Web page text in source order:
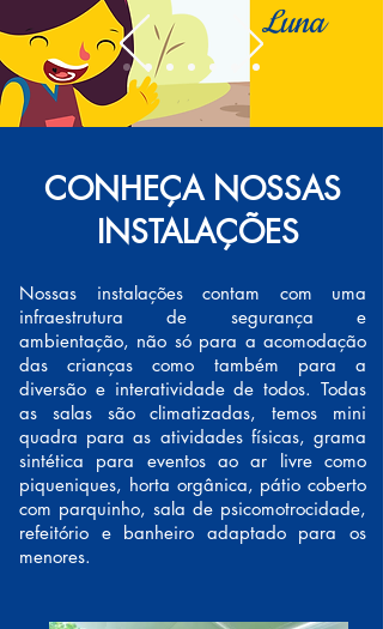
Luna
CONHEÇA NOSSAS
INSTALAÇÕES
Nossas instalações contam com uma
infraestrutura de segurança e
ambientação, não só para a acomodação
das crianças como também para a
diversão e interatividade de todos. Todas
as salas são climatizadas, temos mini
quadra para as atividades físicas, grama
sintética para eventos ao ar livre como
piqueniques, horta orgânica, pátio coberto
com parquinho, sala de psicomotrocidade,
refeitório e banheiro adaptado para os
menores.